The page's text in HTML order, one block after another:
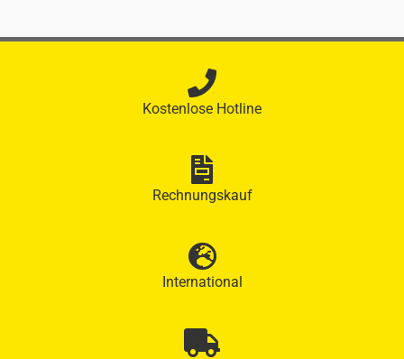
Kostenlose Hotline
Rechnungskauf
International